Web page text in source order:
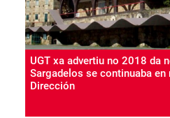
UGT xa advertiu no 2018 da
Sargadelos se continuaba en
Dirección